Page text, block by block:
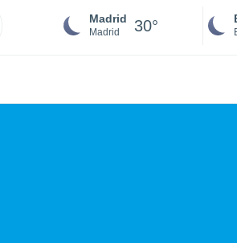
Madrid
Madrid 30°